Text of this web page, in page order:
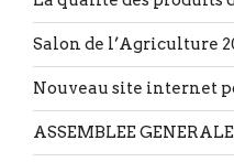
Salon de l’Agriculture
Nouveau site internet
ASSEMBLEE